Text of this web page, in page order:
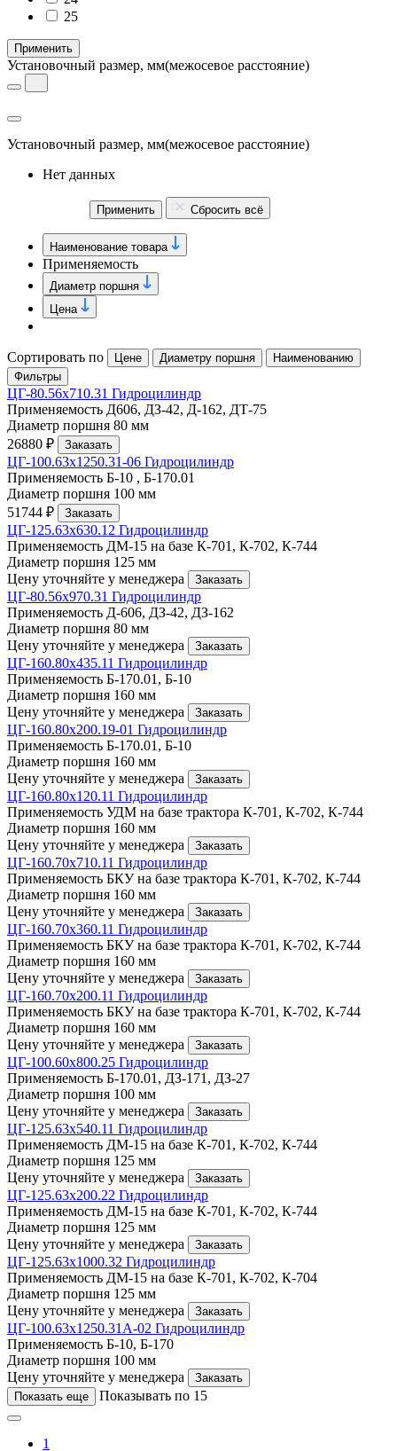
25
Применить
Установочный размер, мм(межосевое расстояние)
Установочный размер, мм(межосевое расстояние)
Нет данных
Применить Сбросить всё
Наименование товара
Применяемость
Диаметр поршня
Цена
Сортировать по Цене Диаметру поршня
Наименованию
Фильтры
ЦГ-80.56х710.31 Гидроцилиндр
Применяемость Д606, ДЗ-42, Д-162, ДТ-75
Диаметр поршня 80 мм
26880 ₽
Заказать
ЦГ-100.63х1250.31-06 Гидроцилиндр
Применяемость Б-10 , Б-170.01
Диаметр поршня 100 мм
51744 ₽
Заказать
ЦГ-125.63х630.12 Гидроцилиндр
Применяемость ДМ-15 на базе К-701, К-702, К-744
Диаметр поршня 125 мм
Цену уточняйте у менеджера
Заказать
ЦГ-80.56х970.31 Гидроцилиндр
Применяемость Д-606, ДЗ-42, ДЗ-162
Диаметр поршня 80 мм
Цену уточняйте у менеджера
Заказать
ЦГ-160.80х435.11 Гидроцилиндр
Применяемость Б-170.01, Б-10
Диаметр поршня 160 мм
Цену уточняйте у менеджера
Заказать
ЦГ-160.80х200.19-01 Гидроцилиндр
Применяемость Б-170.01, Б-10
Диаметр поршня 160 мм
Цену уточняйте у менеджера
Заказать
ЦГ-160.80х120.11 Гидроцилиндр
Применяемость УДМ на базе трактора К-701, К-702, К-744
Диаметр поршня 160 мм
Цену уточняйте у менеджера
Заказать
ЦГ-160.70х710.11 Гидроцилиндр
Применяемость БКУ на базе трактора К-701, К-702, К-744
Диаметр поршня 160 мм
Цену уточняйте у менеджера
Заказать
ЦГ-160.70х360.11 Гидроцилиндр
Применяемость БКУ на базе трактора К-701, К-702, К-744
Диаметр поршня 160 мм
Цену уточняйте у менеджера
Заказать
ЦГ-160.70х200.11 Гидроцилиндр
Применяемость БКУ на базе трактора К-701, К-702, К-744
Диаметр поршня 160 мм
Цену уточняйте у менеджера
Заказать
ЦГ-100.60х800.25 Гидроцилиндр
Применяемость Б-170.01, ДЗ-171, ДЗ-27
Диаметр поршня 100 мм
Цену уточняйте у менеджера
Заказать
ЦГ-125.63х540.11 Гидроцилиндр
Применяемость ДМ-15 на базе К-701, К-702, К-744
Диаметр поршня 125 мм
Цену уточняйте у менеджера
Заказать
ЦГ-125.63х200.22 Гидроцилиндр
Применяемость ДМ-15 на базе К-701, К-702, К-744
Диаметр поршня 125 мм
Цену уточняйте у менеджера
Заказать
ЦГ-125.63х1000.32 Гидроцилиндр
Применяемость ДМ-15 на базе К-701, К-702, К-704
Диаметр поршня 125 мм
Цену уточняйте у менеджера
Заказать
ЦГ-100.63х1250.31А-02 Гидроцилиндр
Применяемость Б-10, Б-170
Диаметр поршня 100 мм
Цену уточняйте у менеджера
Заказать
Показать еще
Показывать по 15
1